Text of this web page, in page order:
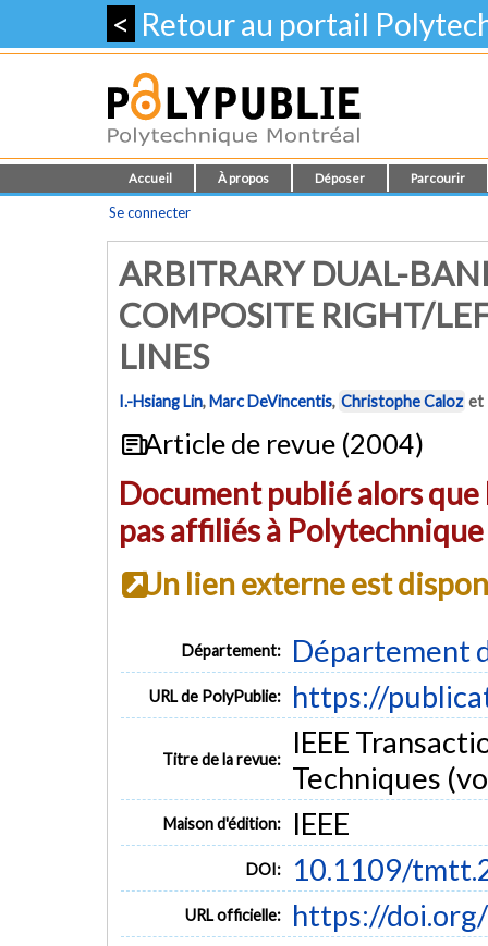
< Retour au portail
Accueil À propos Déposer Parcourir
Se connecter
ARBITRARY DUAL-
COMPOSITE RIGHT/
LINES
I.-Hsiang Lin,Marc DeVincentis, Christophe Caloz et
Article de revue (2004)
Document publié alors
pas affiliés à
Un lien externe est
Département: Département
URL de PolyPublie: https://
Titre de la revue:
IEEE
Techniques
Maison d'édition: IEEE
DOI: 10.1109/
URL officielle: https://